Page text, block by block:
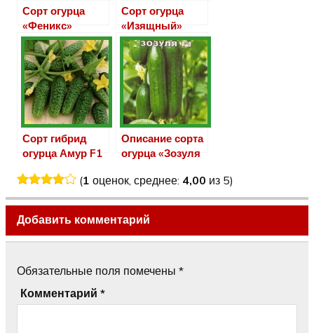
Сорт огурца
«Феникс»
Сорт огурца
«Изящный»
Сорт гибрид
огурца Амур F1
Описание сорта
огурца «Зозуля
(1 оценок, среднее: 4,00 из 5)
Добавить комментарий
Обязательные поля помечены *
Комментарий *